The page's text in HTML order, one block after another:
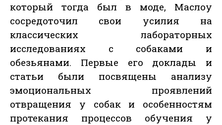
который тогда был в моде, Маслоу
сосредоточил свои усилия на
классических лабораторных
исследованиях с собаками и
обезьянами. Первые его доклады и
статьи были посвящены анализу
эмоциональных проявлений
отвращения у собак и особенностям
протекания процессов обучения у